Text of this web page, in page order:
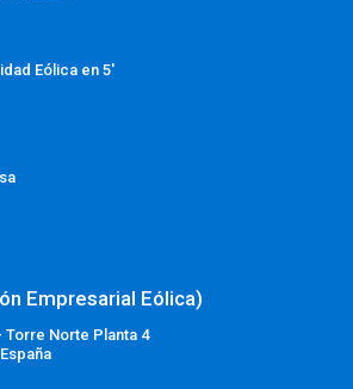
Eólica en 5′
Empresarial Eólica)
Torre Norte Planta 4